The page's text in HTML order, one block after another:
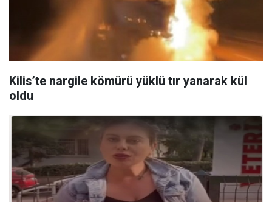
Kilis’te nargile kömürü yüklü tır yanarak kül
oldu